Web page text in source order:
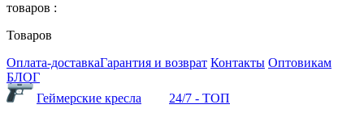
товаров :
Товаров
Оплата-доставкаГарантия и возврат Контакты Оптовикам
БЛОГ
Геймерские кресла
24/7 - ТОП